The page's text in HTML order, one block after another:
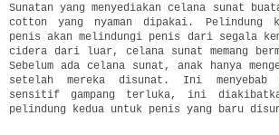
Sunatan yang menyediakan celana sunat
cotton yang nyaman dipakai. Pelindung
penis akan melindungi penis dari segala
cidera dari luar, celana sunat memang
Sebelum ada celana sunat, anak hanya
setelah mereka disunat. Ini menyebab
sensitif gampang terluka, ini
pelindung kedua untuk penis yang baru